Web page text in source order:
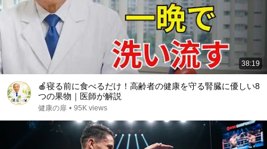
38:19
🍎寝る前に食べるだけ！高齢者の健康を守る腎臓に優しい8
つの果物｜医師が解説
健康の扉 • 95K views